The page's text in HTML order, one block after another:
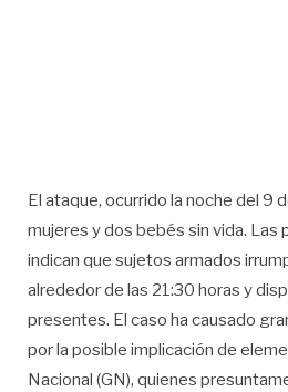
El ataque, ocurrido la noche del 9
mujeres y dos bebés sin vida. Las
indican que sujetos armados
alrededor de las 21:30 horas y
presentes. El caso ha causado
por la posible implicación de
Nacional (GN), quienes